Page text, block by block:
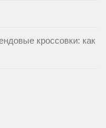
кроссовки: как